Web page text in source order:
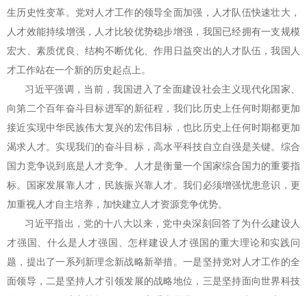
生历史性变革。党对人才工作的领导全面加强，人才队伍快速壮大，
人才效能持续增强，人才比较优势稳步增强，我国已经拥有一支规模
宏大、素质优良、结构不断优化、作用日益突出的人才队伍，我国人
才工作站在一个新的历史起点上。
习近平强调，当前，我国进入了全面建设社会主义现代化国家、
向第二个百年奋斗目标进军的新征程，我们比历史上任何时期都更加
接近实现中华民族伟大复兴的宏伟目标，也比历史上任何时期都更加
渴求人才。实现我们的奋斗目标，高水平科技自立自强是关键。综合
国力竞争说到底是人才竞争。人才是衡量一个国家综合国力的重要指
标。国家发展靠人才，民族振兴靠人才。我们必须增强忧患意识，更
加重视人才自主培养，加快建立人才资源竞争优势。
习近平指出，党的十八大以来，党中央深刻回答了为什么建设人
才强国、什么是人才强国、怎样建设人才强国的重大理论和实践问
题，提出了一系列新理念新战略新举措。一是坚持党对人才工作的全
面领导，二是坚持人才引领发展的战略地位，三是坚持面向世界科技